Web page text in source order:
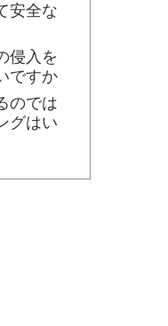
安全な
侵入を
ですか
のでは
グはい